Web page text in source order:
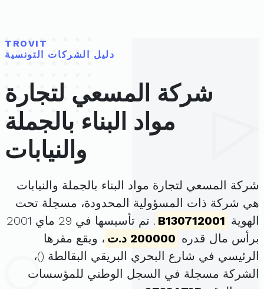
TROVIT
دليل الشركات التونسية
شركة المسعي لتجارة
مواد البناء بالجملة
والنيابات
شركة المسعي لتجارة مواد البناء بالجملة والنيابات
هي شركة ذات المسؤولية المحدودة، مسجلة تحت
الهوية B130712001
. تم تأسيسها في 29 ماي 2001
برأس مال قدره 200000 د.ت
، ويقع مقرها
الرئيسي في شارع البحري البريقي البقالطة ()،
الشركة مسجلة في السجل الوطني للمؤسسات